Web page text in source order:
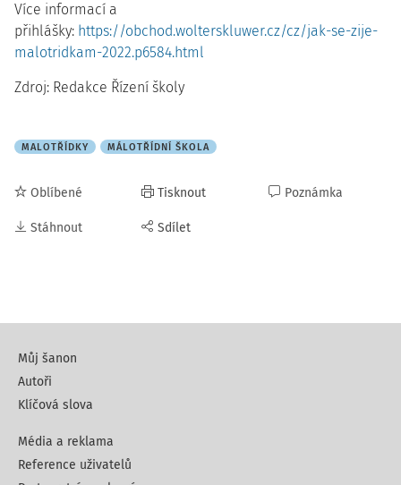
Více informací a
přihlášky: https://obchod.wolterskluwer.cz/cz/jak-se-zije-
malotridkam-2022.p6584.html
Zdroj: Redakce Řízení školy
MALOTŘÍDKY MÁLOTŘÍDNÍ ŠKOLA
Oblíbené
Stáhnout
Tisknout
Sdílet
Poznámka
Můj šanon
Autoři
Klíčová slova
Média a reklama
Reference uživatelů